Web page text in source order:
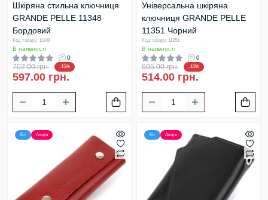
Шкіряна стильна ключниця
GRANDE PELLE 11348
Бордовий
Код товару: 11348
В наявності
0
702.00 грн. -15%
597.00 грн.
Універсальна шкіряна
ключниця GRANDE PELLE
11351 Чорний
Код товару: 11351
В наявності
0
605.00 грн. -15%
514.00 грн.
Хіт Акція Хіт Акція